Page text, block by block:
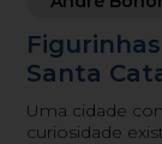
Santa
Uma cidade
curiosidade